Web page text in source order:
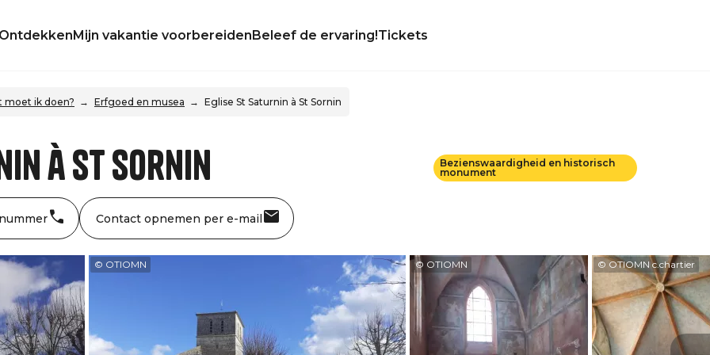
OntdekkenMijn vakantie voorbereidenBeleef de ervaring!Tickets
moet ik doen? Erfgoed en musea Eglise St Saturnin à St Sornin
à St Sornin
Bezienswaardigheid en historisch
monument
Contact opnemen per e-mail
© OTIOMN © OTIOMN © OTIOMN c.chartier